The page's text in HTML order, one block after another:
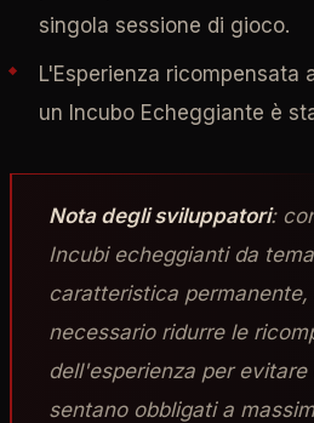
singola sessione di gioco.
L'Esperienza ricompensata
un Incubo Echeggiante è
Nota degli sviluppatori:
Incubi echeggianti da
caratteristica
necessario ridurre le
dell'esperienza per
sentano obbligati a